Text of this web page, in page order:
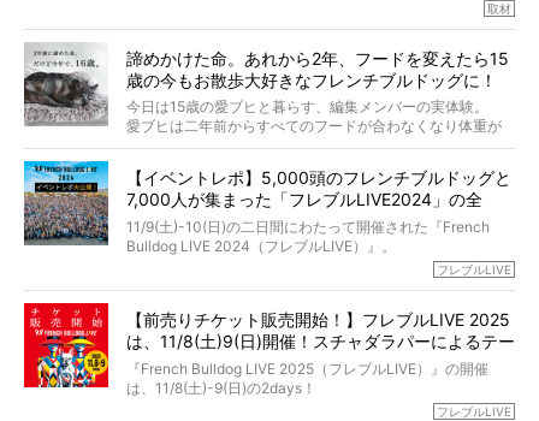
「愛犬が旅立ったあと、ベッドやおもちゃはどうすればい
くれる？」
さらには、霊感がない人でも愛犬が成仏したことを知る方
法まで。
お笑い芸人だからこそ暗くなりすぎない、むしろ心がスッ
と軽くなる。
永久保存版のスペシャル対談です！
た。
僧侶としての名は「靖賢（せいけん）」。
当時54歳という年齢にして、なぜ動物専門僧侶という道を
選んだのか。
また、愛犬の旅立ちとどのように向き合うべきなのか。
た。
取材
諦めかけた命。あれから2年、フードを変えたら15
歳の今もお散歩大好きなフレンチブルドッグに！
今日は15歳の愛ブヒと暮らす、編集メンバーの実体験。
愛ブヒは二年前からすべてのフードが合わなくなり体重が
激減。検査をしても異常はなく「年齢のせいですね…」と言
もう諦めるしかないのかな…そんなとき、我が家に届いたの
が「THE fu-do(ザ・フード)」の試食品でした。
そして「THE fu-do(ザ・フード)」を食べつづけて二年、愛
ブヒは15歳になり、今も元気にお散歩をしています。
今回は、二年前の絶望から今までを包み隠さず、時系列で
【イベントレポ】5,000頭のフレンチブルドッグと
7,000人が集まった「フレブルLIVE2024」の全
貌！
11/9(土)-10(日)の二日間にわたって開催された『French
Bulldog LIVE 2024（フレブルLIVE）』。
今年はのべ5,000頭のフレンチブルドッグと7,000人のフレ
day1の司会はフレブルラバーのロッチさん。day2の音楽フ
ェスには世代ど真ん中のPUFFYが出演するなど、例年以上
に豪華なラインナップ。
北は北海道、南は鹿児島県から。全国のフレンチブルドッ
グが一堂に会した「フレブルLIVE2024」の模様を、詳しく
フレブルLIVE
【前売りチケット販売開始！】フレブルLIVE 2025
は、11/8(土)9(日)開催！スチャダラパーによるテー
マソング制作も決定
『French Bulldog LIVE 2025（フレブルLIVE）』の開催
は、11/8(土)-9(日)の2days！
お得な前売りチケット、いよいよ販売スタートです！フレブルLIVE